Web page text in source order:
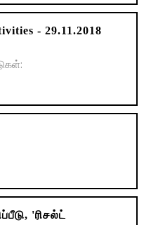
- 29.11.2018
'ரிசல்ட்